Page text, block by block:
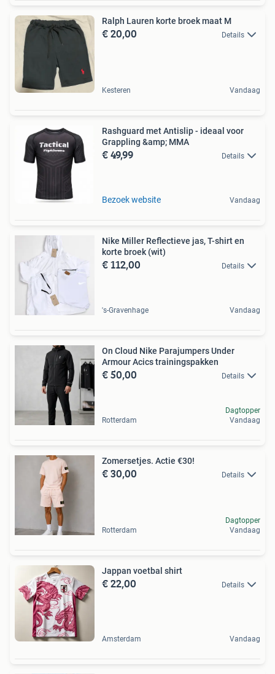
Ralph Lauren korte broek maat M
€ 20,00 Details
Kesteren Vandaag
Rashguard met Antislip - ideaal voor
Grappling &amp; MMA
€ 49,99 Details
Bezoek website Vandaag
Nike Miller Reflectieve jas, T-shirt en
korte broek (wit)
€ 112,00 Details
's-Gravenhage Vandaag
On Cloud Nike Parajumpers Under
Armour Acics trainingspakken
€ 50,00 Details
Rotterdam
Dagtopper
Vandaag
Zomersetjes. Actie €30!
€ 30,00 Details
Rotterdam
Dagtopper
Vandaag
Jappan voetbal shirt
€ 22,00 Details
Amsterdam Vandaag